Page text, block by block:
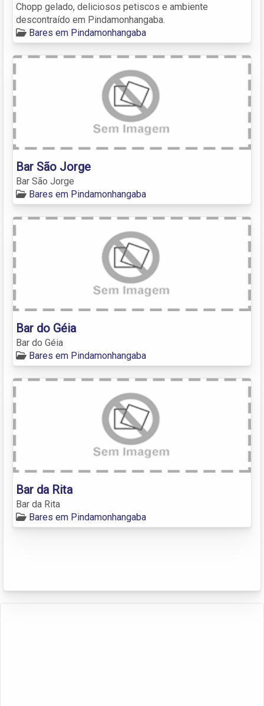
Chopp gelado, deliciosos petiscos e ambiente
descontraído em Pindamonhangaba.
Bares em Pindamonhangaba
Bar São Jorge
Bar São Jorge
Bares em Pindamonhangaba
Bar do Géia
Bar do Géia
Bares em Pindamonhangaba
Bar da Rita
Bar da Rita
Bares em Pindamonhangaba